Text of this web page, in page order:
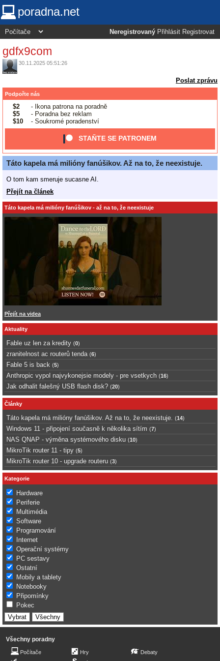
poradna.net
Neregistrovaný Přihlásit Registrovat
gdfx9com
30.11.2025 05:51:26
Poslat zprávu
Podpořte nás
$2
- Ikona patrona na poradně
$5
- Poradna bez reklam
$10
- Soukromé poradenství
STAŇTE SE PATRONEM
Táto kapela má milióny fanúšikov. Až na to, že neexistuje.
O tom kam smeruje sucasne AI.
Přejít na článek
Táto kapela má milióny fanúšikov - až na to, že neexistuje
Přejít na videa
Aktuality
Fable uz len za kredity (0)
zranitelnost ac routerů tenda (6)
Fable 5 is back (5)
Anthropic vypol najvykonejsie modely - pre vsetkych (16)
Jak odhalit falešný USB flash disk? (20)
Články
Táto kapela má milióny fanúšikov. Až na to, že neexistuje. (14)
Windows 11 - připojení současně k několika sítím (7)
NAS QNAP - výměna systémového disku (10)
MikroTik router 11 - tipy (5)
MikroTik router 10 - upgrade routeru (3)
Kategorie
Hardware
Periferie
Multimédia
Software
Programování
Internet
Operační systémy
PC sestavy
Ostatní
Mobily a tablety
Notebooky
Připomínky
Pokec
Všechny poradny
Počítače
Hry
Debaty